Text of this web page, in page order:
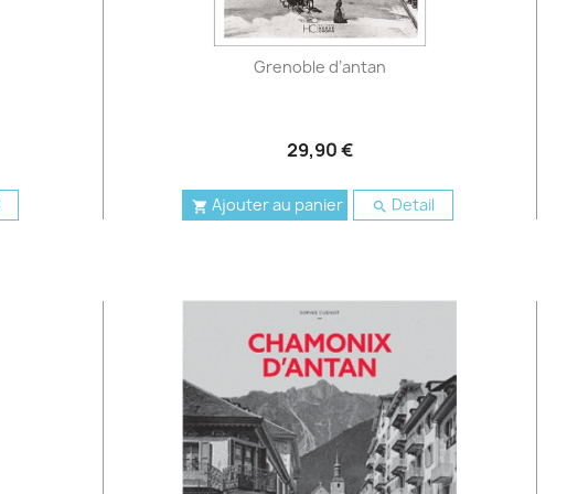
Grenoble d’antan
29,90 €
 Ajouter au panier  Detail